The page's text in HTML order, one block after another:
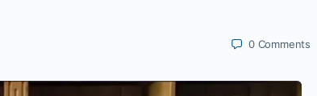
0 Comments